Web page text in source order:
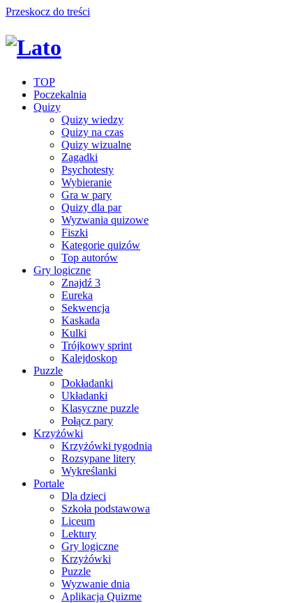
Przeskocz do treści
TOP
Poczekalnia
Quizy
Quizy wiedzy
Quizy na czas
Quizy wizualne
Zagadki
Psychotesty
Wybieranie
Gra w pary
Quizy dla par
Wyzwania quizowe
Fiszki
Kategorie quizów
Top autorów
Gry logiczne
Znajdź 3
Eureka
Sekwencja
Kaskada
Kulki
Trójkowy sprint
Kalejdoskop
Puzzle
Dokładanki
Układanki
Klasyczne puzzle
Połącz pary
Krzyżówki
Krzyżówki tygodnia
Rozsypane litery
Wykreślanki
Portale
Dla dzieci
Szkoła podstawowa
Liceum
Lektury
Gry logiczne
Krzyżówki
Puzzle
Wyzwanie dnia
Aplikacja Quizme